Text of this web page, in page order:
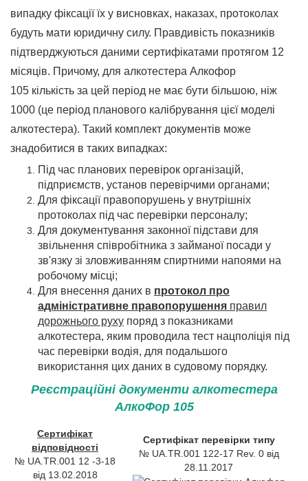
випадку фіксації їх у висновках, наказах, протоколах
будуть мати юридичну силу. Правдивість показників
підтверджуються даними сертифікатами протягом 12
місяців. Причому, для алкотестера Алкофор
105 кількість за цей період не має бути більшою, ніж
1000 (це період планового калібрування цієї моделі
алкотестера). Такий комплект документів може
знадобитися в таких випадках:
Під час планових перевірок організацій,
підприємств, установ перевірчими органами;
Для фіксації правопорушень у внутрішніх
протоколах під час перевірки персоналу;
Для документування законної підстави для
звільнення співробітника з займаної посади у
зв'язку зі зловживанням спиртними напоями на
робочому місці;
Для внесення даних в протокол про
адміністративне правопорушення правил
дорожнього руху поряд з показниками
алкотестера, яким проводила тест нацполіція під
час перевірки водія, для подальшого
використання цих даних в судовому порядку.
Реєстраційні документи алкотестера
АлкоФор 105
Сертифікат
відповідності
№ UA.TR.001 12 -3-18
від 13.02.2018
Сертифікат перевірки типу
№ UA.TR.001 122-17 Rev. 0 від
28.11.2017